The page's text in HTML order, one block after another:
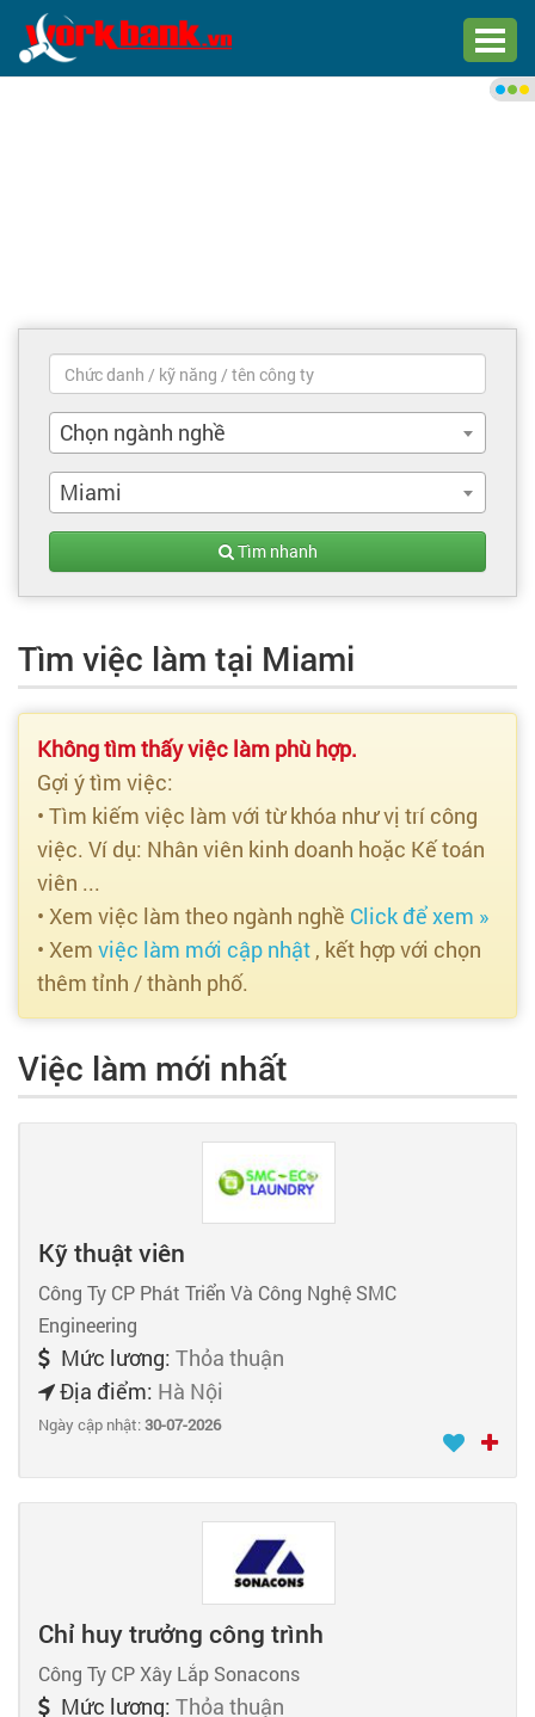
Việc làm mới nhất
Tìm việc làm
Tạo hồ sơ
Cẩm nang việc làm
Bạn cần tuyển người
Nhà tuyển dụng
Chọn ngành nghề
Miami
Tìm nhanh
Tìm việc làm tại Miami
Không tìm thấy việc làm phù hợp.
Gợi ý tìm việc:
• Tìm kiếm việc làm với từ khóa như vị trí công
việc. Ví dụ: Nhân viên kinh doanh hoặc Kế toán
viên ...
• Xem việc làm theo ngành nghề Click để xem »
• Xem việc làm mới cập nhật , kết hợp với chọn
thêm tỉnh / thành phố.
Việc làm mới nhất
Kỹ thuật viên
Công Ty CP Phát Triển Và Công Nghệ SMC
Engineering
Mức lương: Thỏa thuận
Địa điểm: Hà Nội
Ngày cập nhật:30-07-2026
Chỉ huy trưởng công trình
Công Ty CP Xây Lắp Sonacons
Mức lương: Thỏa thuận